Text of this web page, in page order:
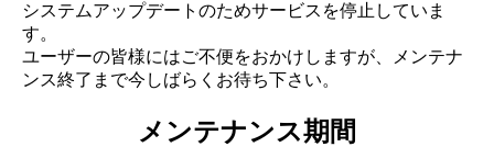
システムアップデートのためサービスを停止していま
す。
ユーザーの皆様にはご不便をおかけしますが、メンテナ
ンス終了まで今しばらくお待ち下さい。
メンテナンス期間